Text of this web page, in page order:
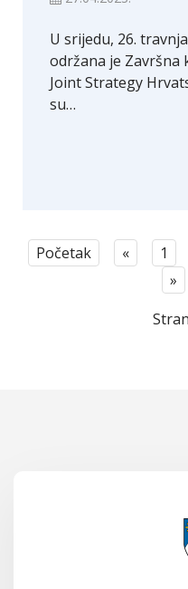
U srijedu, 26.
održana je Završna
Joint Strategy
su…
Početak « 1
»